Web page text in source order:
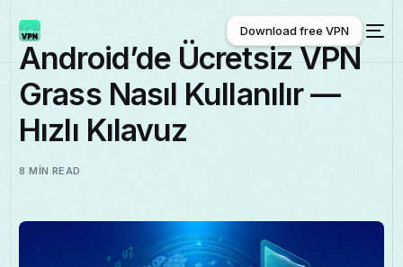
Download free VPN
Download free VPN
Android’de Ücretsiz VPN
Grass Nasıl Kullanılır —
Hızlı Kılavuz
8 MIN READ